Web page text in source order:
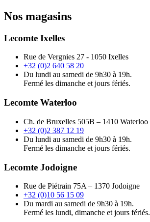
Nos magasins
Lecomte Ixelles
Rue de Vergnies 27 - 1050 Ixelles
+32 (0)2 640 58 20
Du lundi au samedi de 9h30 à 19h.
Fermé les dimanche et jours fériés.
Lecomte Waterloo
Ch. de Bruxelles 505B – 1410 Waterloo
+32 (0)2 387 12 19
Du lundi au samedi de 9h30 à 19h.
Fermé les dimanche et jours fériés.
Lecomte Jodoigne
Rue de Piétrain 75A – 1370 Jodoigne
+32 (0)10 56 15 09
Du mardi au samedi de 9h30 à 19h.
Fermé les lundi, dimanche et jours fériés.